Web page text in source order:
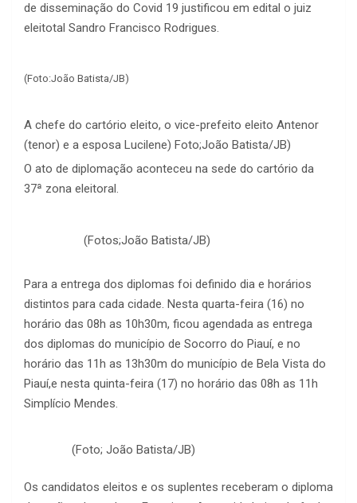
de disseminação do Covid 19 justificou em edital o juiz
eleitotal Sandro Francisco Rodrigues.
(Foto:João Batista/JB)
A chefe do cartório eleito, o vice-prefeito eleito Antenor
(tenor) e a esposa Lucilene) Foto;João Batista/JB)
O ato de diplomação aconteceu na sede do cartório da
37ª zona eleitoral.
(Fotos;João Batista/JB)
Para a entrega dos diplomas foi definido dia e horários
distintos para cada cidade. Nesta quarta-feira (16) no
horário das 08h as 10h30m, ficou agendada as entrega
dos diplomas do município de Socorro do Piauí, e no
horário das 11h as 13h30m do município de Bela Vista do
Piauí,e nesta quinta-feira (17) no horário das 08h as 11h
Simplício Mendes.
(Foto; João Batista/JB)
Os candidatos eleitos e os suplentes receberam o diploma